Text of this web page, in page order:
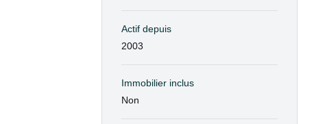
Actif depuis
2003
Immobilier inclus
Non